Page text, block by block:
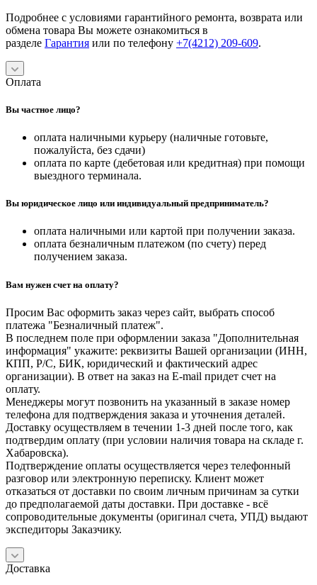
Подробнее с условиями гарантийного ремонта, возврата или
обмена товара Вы можете ознакомиться в
разделе Гарантия или по телефону +7(4212) 209-609.
Оплата
Вы частное лицо?
оплата наличными курьеру (наличные готовьте,
пожалуйста, без сдачи)
оплата по карте (дебетовая или кредитная) при помощи
выездного терминала.
Вы юридическое лицо или индивидуальный предприниматель?
оплата наличными или картой при получении заказа.
оплата безналичным платежом (по счету) перед
получением заказа.
Вам нужен счет на оплату?
Просим Вас оформить заказ через сайт, выбрать способ
платежа "Безналичный платеж".
В последнем поле при оформлении заказа "Дополнительная
информация" укажите: реквизиты Вашей организации (ИНН,
КПП, Р/С, БИК, юридический и фактический адрес
организации). В ответ на заказ на E-mail придет счет на
оплату.
Менеджеры могут позвонить на указанный в заказе номер
телефона для подтверждения заказа и уточнения деталей.
Доставку осуществляем в течении 1-3 дней после того, как
подтвердим оплату (при условии наличия товара на складе г.
Хабаровска).
Подтверждение оплаты осуществляется через телефонный
разговор или электронную переписку. Клиент может
отказаться от доставки по своим личным причинам за сутки
до предполагаемой даты доставки. При доставке - всё
сопроводительные документы (оригинал счета, УПД) выдают
экспедиторы Заказчику.
Доставка